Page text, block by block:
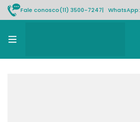
Fale conosco(11) 3500-7247| WhatsApp: